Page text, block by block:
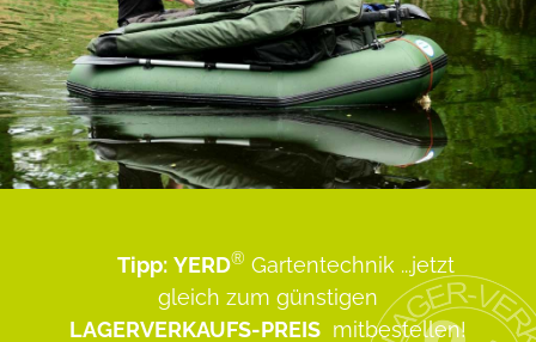
Tipp: YERD® Gartentechnik ...jetzt
gleich zum günstigen
LAGERVERKAUFS-PREIS mitbestellen!